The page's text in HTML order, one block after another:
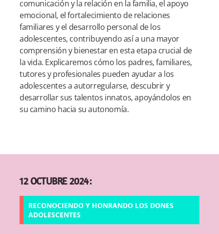
comunicación y la relación en la familia, el apoyo
emocional, el fortalecimiento de relaciones
familiares y el desarrollo personal de los
adolescentes, contribuyendo así a una mayor
comprensión y bienestar en esta etapa crucial de
la vida. Explicaremos cómo los padres, familiares,
tutores y profesionales pueden ayudar a los
adolescentes a autorregularse, descubrir y
desarrollar sus talentos innatos, apoyándolos en
su camino hacia su autonomía.
12 OCTUBRE 2024:
RECONOCIENDO Y HONRANDO LOS DONES
ADOLESCENTES